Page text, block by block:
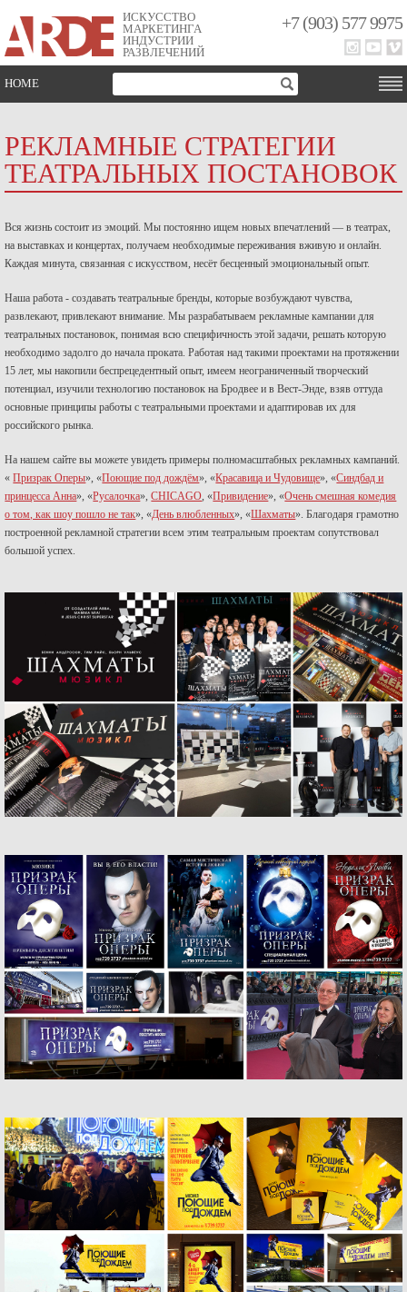
ИСКУССТВО
МАРКЕТИНГА
ИНДУСТРИИ
РАЗВЛЕЧЕНИЙ
+7 (903) 577 9975
HOME
РЕКЛАМНЫЕ СТРАТЕГИИ
ТЕАТРАЛЬНЫХ ПОСТАНОВОК
Вся жизнь состоит из эмоций. Мы постоянно ищем новых впечатлений — в театрах,
на выставках и концертах, получаем необходимые переживания вживую и онлайн.
Каждая минута, связанная с искусством, несёт бесценный эмоциональный опыт.
Наша работа - создавать театральные бренды, которые возбуждают чувства,
развлекают, привлекают внимание. Мы разрабатываем рекламные кампании для
театральных постановок, понимая всю специфичность этой задачи, решать которую
необходимо задолго до начала проката. Работая над такими проектами на протяжении
15 лет, мы накопили беспрецедентный опыт, имеем неограниченный творческий
потенциал, изучили технологию постановок на Бродвее и в Вест-Энде, взяв оттуда
основные принципы работы с театральными проектами и адаптировав их для
российского рынка.
На нашем сайте вы можете увидеть примеры полномасштабных рекламных кампаний.
«Призрак Оперы», «Поющие под дождём», «Красавица и Чудовище», «Синдбад и
принцесса Анна», «Русалочка»,CHICAGO, «Привидение», «Очень смешная комедия
о том, как шоу пошло не так», «День влюбленных», «Шахматы». Благодаря грамотно
построенной рекламной стратегии всем этим театральным проектам сопутствовал
большой успех.